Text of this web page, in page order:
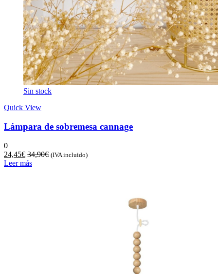
Sin stock
Quick View
Lámpara de sobremesa cannage
0
24,45€ 34,90€ (IVA incluido)
Leer más